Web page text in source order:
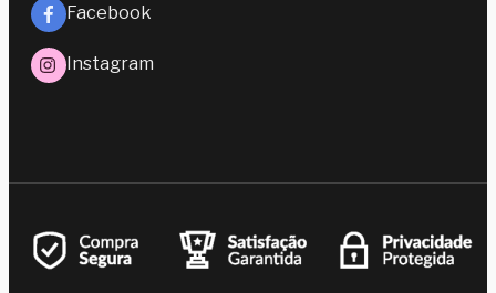
Facebook
Instagram